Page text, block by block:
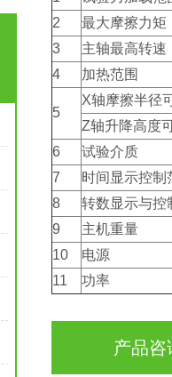
2
最大摩擦力矩
3
主轴最高转速
4
加热范围
5
X轴摩擦半径
Z轴升降高度
6
试验介质
7
时间显示控制
8
转数显示与控
9
主机重量
10
电源
11
功率
产品咨